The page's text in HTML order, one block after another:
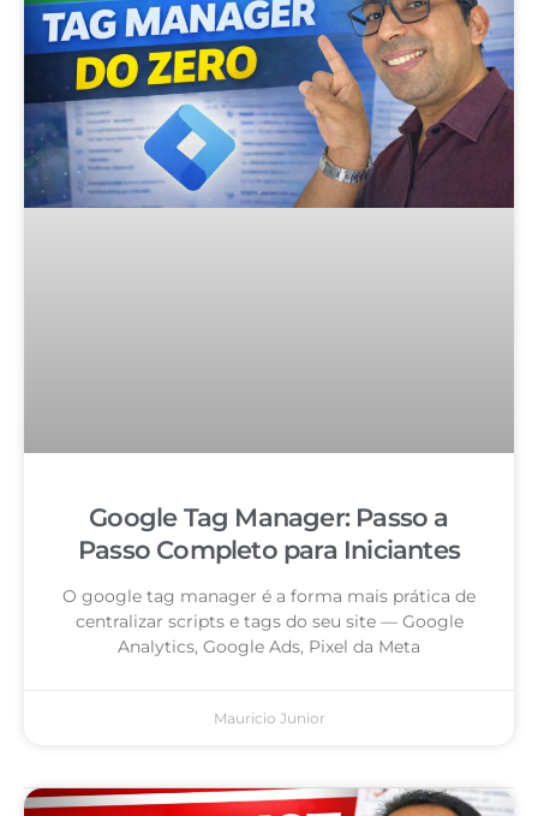
Google Tag Manager: Passo a
Passo Completo para Iniciantes
O google tag manager é a forma mais prática de
centralizar scripts e tags do seu site — Google
Analytics, Google Ads, Pixel da Meta
Mauricio Junior